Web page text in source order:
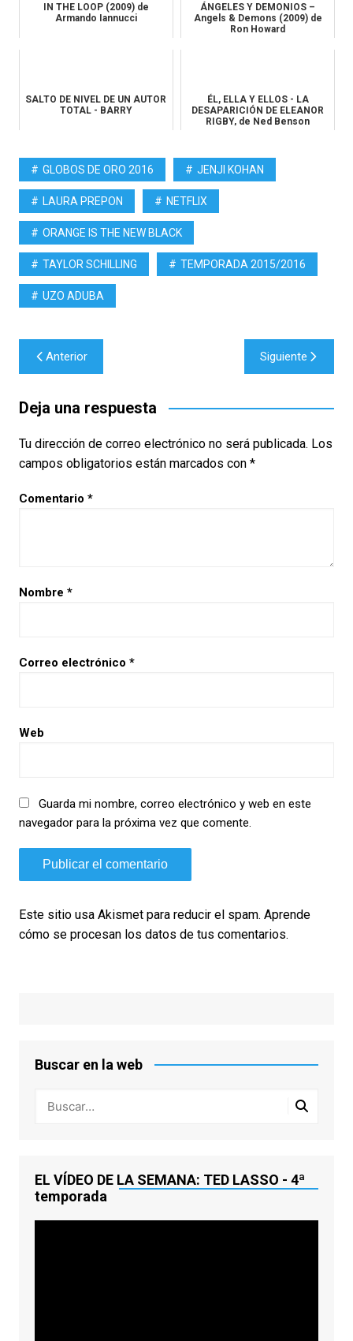
IN THE LOOP (2009) de
Armando Iannucci
ÁNGELES Y DEMONIOS –
Angels & Demons (2009) de
Ron Howard
SALTO DE NIVEL DE UN AUTOR
TOTAL - BARRY
ÉL, ELLA Y ELLOS - LA
DESAPARICIÓN DE ELEANOR
RIGBY, de Ned Benson
GLOBOS DE ORO 2016 JENJI KOHAN
LAURA PREPON NETFLIX
ORANGE IS THE NEW BLACK
TAYLOR SCHILLING TEMPORADA 2015/2016
UZO ADUBA
Navegación
de
entradas
Anterior Siguiente
Deja una respuesta
Tu dirección de correo electrónico no será publicada. Los
campos obligatorios están marcados con *
Comentario *
Nombre *
Correo electrónico *
Web
Guarda mi nombre, correo electrónico y web en este
navegador para la próxima vez que comente.
Este sitio usa Akismet para reducir el spam. Aprende
cómo se procesan los datos de tus comentarios.
Buscar en la web
EL VÍDEO DE LA SEMANA: TED LASSO - 4ª
temporada